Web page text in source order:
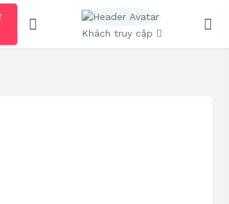
Khách truy cập